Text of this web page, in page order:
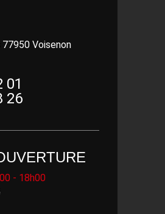
Voisenon
01
26
- 18h00